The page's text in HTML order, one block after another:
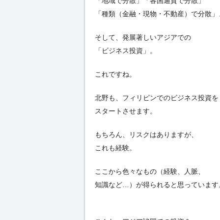
「種類（金融・現物・不動産）で分散」
そして、発展著しいアジアでの
「ビジネス投資」。
これですね。
北野も、フィリピンでのビジネス投資を
スタートさせます。
もちろん、リスクはありますが、
これも経験。
ここから色々なもの（経験、人脈、
知識など…）が得られると思っています